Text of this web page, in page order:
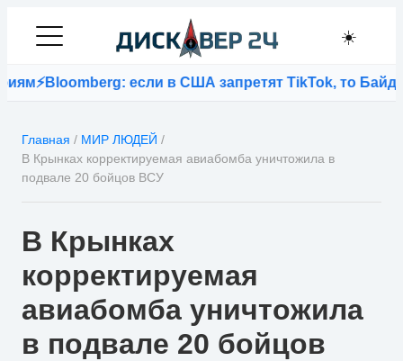
☀️
⚡Bloomberg: если в США запретят TikTok, то Байден
Главная / МИР ЛЮДЕЙ /
В Крынках корректируемая авиабомба уничтожила в
подвале 20 бойцов ВСУ
В Крынках
корректируемая
авиабомба уничтожила
в подвале 20 бойцов